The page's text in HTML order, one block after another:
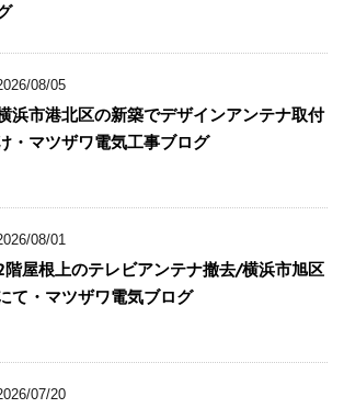
08/05
浜市港北区の新築でデザインアンテナ取付
・マツザワ電気工事ブログ
08/01
階屋根上のテレビアンテナ撤去/横浜市旭区
て・マツザワ電気ブログ
07/20